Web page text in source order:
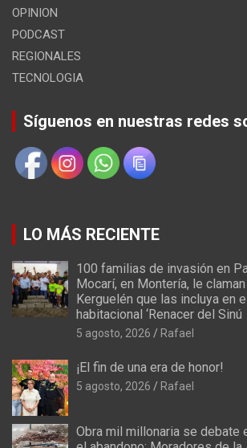
OPINION
PODCAST
REGIONALES
TECNOLOGIA
Síguenos en nuestras redes
LO MÁS RECIENTE
100 familias de invasión en
Mocarí, en Montería, le
Kerguelén que las incluya en
habitacional ‘Renacer del Sinú
5 agosto, 2026 Rafael
¡El fin de una era de honor!
5 agosto, 2026 Rafael
Obra mil millonaria se debate